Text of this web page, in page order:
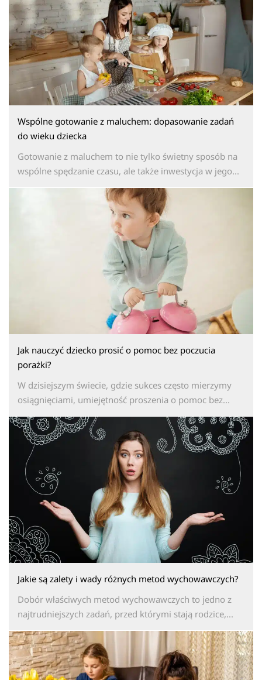
Wspólne gotowanie z maluchem: dopasowanie zadań
do wieku dziecka
Gotowanie z maluchem to nie tylko świetny sposób na
wspólne spędzanie czasu, ale także inwestycja w jego...
Jak nauczyć dziecko prosić o pomoc bez poczucia
porażki?
W dzisiejszym świecie, gdzie sukces często mierzymy
osiągnięciami, umiejętność proszenia o pomoc bez...
Jakie są zalety i wady różnych metod wychowawczych?
Dobór właściwych metod wychowawczych to jedno z
najtrudniejszych zadań, przed którymi stają rodzice,...